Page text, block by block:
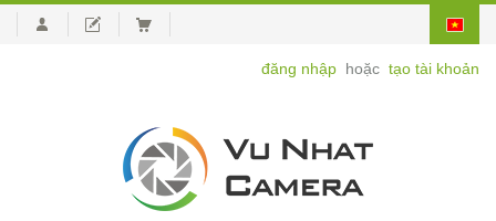
đăng nhập hoặc tạo tài khoản